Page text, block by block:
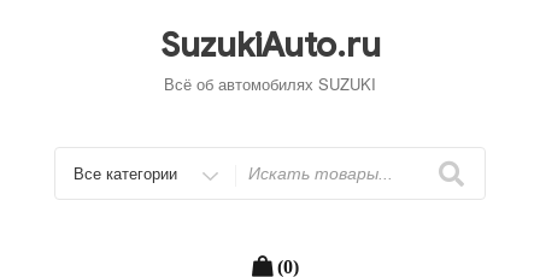
SuzukiAuto.ru
Всё об автомобилях SUZUKI
Искать
(0)